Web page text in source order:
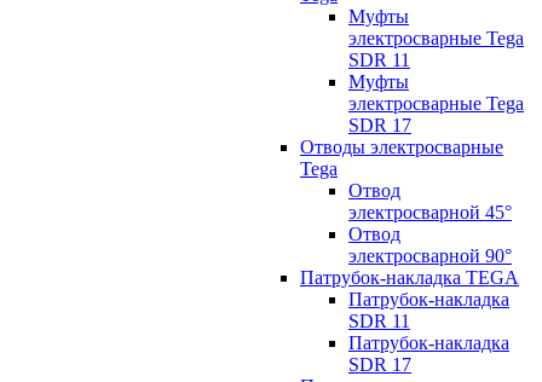
Муфты
электросварные Tega
SDR 11
Муфты
электросварные Tega
SDR 17
Отводы электросварные
Tega
Отвод
электросварной 45°
Отвод
электросварной 90°
Патрубок-накладка TEGA
Патрубок-накладка
SDR 11
Патрубок-накладка
SDR 17